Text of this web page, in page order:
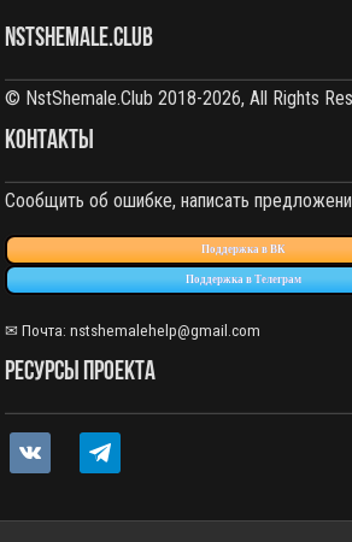
NstShemale.Club
© NstShemale.Club 2018-2026, All Rights
КОНТАКТЫ
Сообщить об ошибке, написать
Поддержка в ВК
Поддержка в Телеграм
✉ Почта:nstshemalehelp@gmail.com
РЕСУРСЫ ПРОЕКТА
vkontakte telegram